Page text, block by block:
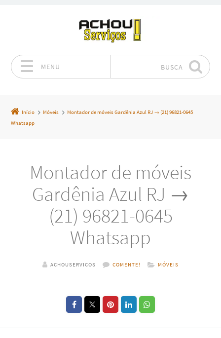
MENU BUSCA
Início Móveis
Montador de móveis Gardênia Azul RJ → (21) 96821-0645
Whatsapp
Montador de móveis
Gardênia Azul RJ →
(21) 96821-0645
Whatsapp
ACHOUSERVICOS COMENTE! MÓVEIS